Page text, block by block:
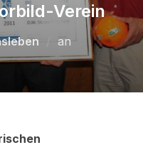
Verein
anVeröffentlicht
am